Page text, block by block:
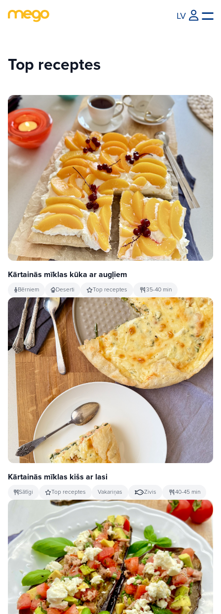
LV
Top receptes
Kārtainās mīklas kūka ar augļiem
Bērniem Deserti Top receptes 35-40 min
Kārtainās mīklas kišs ar lasi
Sātīgi Top receptes Vakariņas Zivis 40-45 min